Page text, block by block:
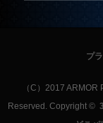
プ
（C）2017
Reserved. Copyright ©